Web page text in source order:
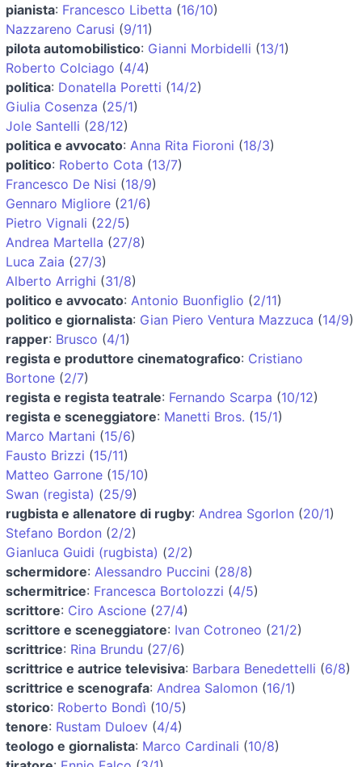
pianista: Francesco Libetta (16/10)
Nazzareno Carusi (9/11)
pilota automobilistico: Gianni Morbidelli (13/1)
Roberto Colciago (4/4)
politica: Donatella Poretti (14/2)
Giulia Cosenza (25/1)
Jole Santelli (28/12)
politica e avvocato: Anna Rita Fioroni (18/3)
politico: Roberto Cota (13/7)
Francesco De Nisi (18/9)
Gennaro Migliore (21/6)
Pietro Vignali (22/5)
Andrea Martella (27/8)
Luca Zaia (27/3)
Alberto Arrighi (31/8)
politico e avvocato: Antonio Buonfiglio (2/11)
politico e giornalista: Gian Piero Ventura Mazzuca (14/9)
rapper: Brusco (4/1)
regista e produttore cinematografico: Cristiano
Bortone (2/7)
regista e regista teatrale: Fernando Scarpa (10/12)
regista e sceneggiatore: Manetti Bros. (15/1)
Marco Martani (15/6)
Fausto Brizzi (15/11)
Matteo Garrone (15/10)
Swan (regista) (25/9)
rugbista e allenatore di rugby: Andrea Sgorlon (20/1)
Stefano Bordon (2/2)
Gianluca Guidi (rugbista) (2/2)
schermidore: Alessandro Puccini (28/8)
schermitrice: Francesca Bortolozzi (4/5)
scrittore: Ciro Ascione (27/4)
scrittore e sceneggiatore: Ivan Cotroneo (21/2)
scrittrice: Rina Brundu (27/6)
scrittrice e autrice televisiva: Barbara Benedettelli (6/8)
scrittrice e scenografa: Andrea Salomon (16/1)
storico: Roberto Bondì (10/5)
tenore: Rustam Duloev (4/4)
teologo e giornalista: Marco Cardinali (10/8)